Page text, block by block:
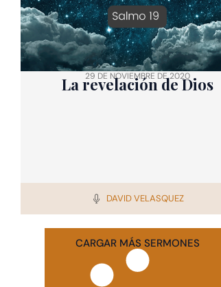
29 DE NOVIEMBRE DE 2020
La revelación de Dios
DAVID VELASQUEZ
CARGAR MÁS SERMONES